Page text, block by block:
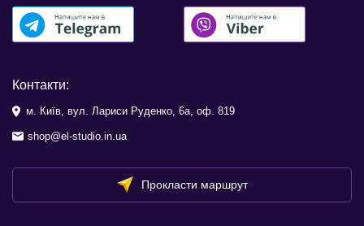
Контакти:
м. Київ, вул. Лариси Руденко, 6а, оф. 819
shop@el-studio.in.ua
Прокласти маршрут